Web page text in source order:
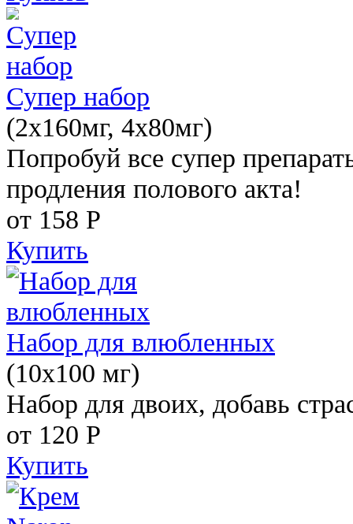
Супер набор
(2х160мг, 4х80мг)
Попробуй все супер
продления полового акта!
от 158 Р
Купить
Набор для влюбленных
(10х100 мг)
Набор для двоих, добавь
от 120 Р
Купить